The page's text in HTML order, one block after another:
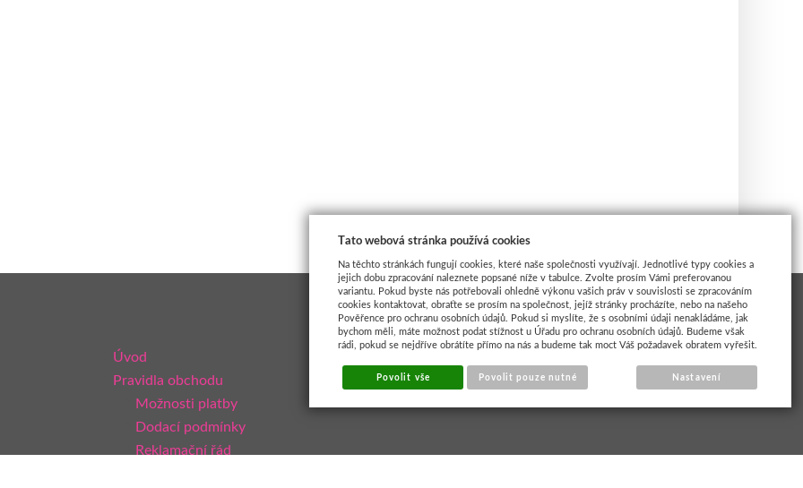
Úvod
Pravidla obchodu
Možnosti platby
Dodací podmínky
Reklamační řád
Tato webová stránka používá cookies
Na těchto stránkách fungují cookies, které naše společnosti využívají. Jednotlivé typy cookies a
jejich dobu zpracování naleznete popsané níže v tabulce. Zvolte prosím Vámi preferovanou
variantu. Pokud byste nás potřebovali ohledně výkonu vašich práv v souvislosti se zpracováním
cookies kontaktovat, obraťte se prosím na společnost, jejíž stránky procházíte, nebo na našeho
Pověřence pro ochranu osobních údajů. Pokud si myslíte, že s osobními údaji nenakládáme, jak
bychom měli, máte možnost podat stížnost u Úřadu pro ochranu osobních údajů. Budeme však
rádi, pokud se nejdříve obrátíte přímo na nás a budeme tak moct Váš požadavek obratem vyřešit.
Povolit vše Povolit pouze nutné Nastavení